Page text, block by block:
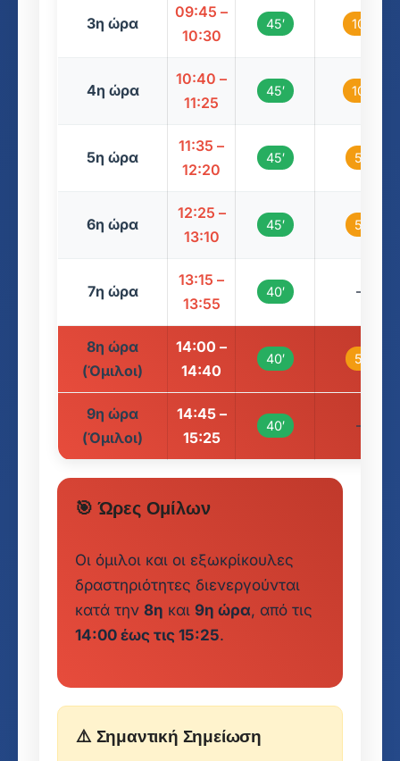
3η ώρα
09:45 –
10:30
45′ 10′
4η ώρα
10:40 –
11:25
45′ 10′
5η ώρα
11:35 –
12:20
45′ 5′
6η ώρα
12:25 –
13:10
45′ 5′
7η ώρα
13:15 –
13:55
40′ –
8η ώρα
(Όμιλοι)
14:00 –
14:40
40′ 5′
9η ώρα
(Όμιλοι)
14:45 –
15:25
40′ –
🎯 Ώρες Ομίλων
Οι όμιλοι και οι εξωκρίκουλες
δραστηριότητες διενεργούνται
κατά την 8η και 9η ώρα, από τις
14:00 έως τις 15:25.
⚠️ Σημαντική Σημείωση